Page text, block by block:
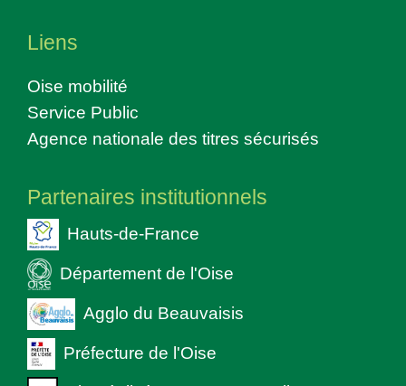
Liens
Oise mobilité
Service Public
Agence nationale des titres sécurisés
Partenaires institutionnels
Hauts-de-France
Département de l'Oise
Agglo du Beauvaisis
Préfecture de l'Oise